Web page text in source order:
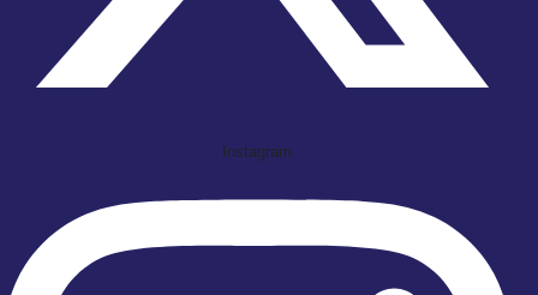
Instagram